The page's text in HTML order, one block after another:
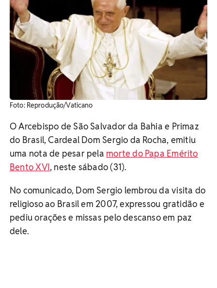
Foto: Reprodução/Vaticano
O Arcebispo de São Salvador da Bahia e Primaz
do Brasil, Cardeal Dom Sergio da Rocha, emitiu
uma nota de pesar pela morte do Papa Emérito
Bento XVI, neste sábado (31).
No comunicado, Dom Sergio lembrou da visita do
religioso ao Brasil em 2007, expressou gratidão e
pediu orações e missas pelo descanso em paz
dele.